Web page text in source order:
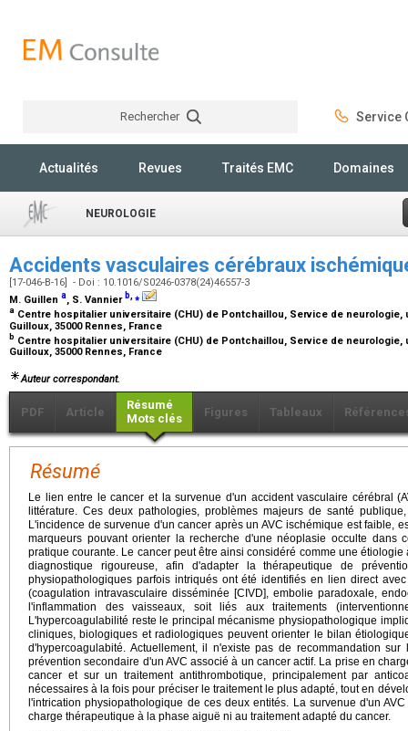
Rechercher Service
Actualités Revues Traités EMC Domaines
NEUROLOGIE
Accidents vasculaires cérébraux
[17-046-B-16] - Doi : 10.1016/S0246-0378(24)46557-3
M. Guillen a, S. Vannier b,⁎
a Centre hospitalier universitaire (CHU) de Pontchaillou, Service de neurologie,
Guilloux, 35000 Rennes, France
b Centre hospitalier universitaire (CHU) de Pontchaillou, Service de neurologie,
Guilloux, 35000 Rennes, France
Auteur correspondant.
PDF Article
Résumé
Mots clés
Figures Tableaux
Résumé
Le lien entre le cancer et la survenue d'un accident vasculaire cérébral
littérature. Ces deux pathologies, problèmes majeurs de santé
L'incidence de survenue d'un cancer après un AVC ischémique est faible,
marqueurs pouvant orienter la recherche d'une néoplasie occulte dans
pratique courante. Le cancer peut être ainsi considéré comme une
diagnostique rigoureuse, afin d'adapter la thérapeutique de
physiopathologiques parfois intriqués ont été identifiés en lien direct
(coagulation intravasculaire disséminée [CIVD], embolie paradoxale,
l'inflammation des vaisseaux, soit liés aux traitements
L'hypercoagulabilité reste le principal mécanisme physiopathologique
cliniques, biologiques et radiologiques peuvent orienter le bilan
d'hypercoagulabité. Actuellement, il n'existe pas de recommandation
prévention secondaire d'un AVC associé à un cancer actif. La prise en
cancer et sur un traitement antithrombotique, principalement par
nécessaires à la fois pour préciser le traitement le plus adapté, tout en
l'intrication physiopathologique de ces deux entités. La survenue d'un
charge thérapeutique à la phase aiguë ni au traitement adapté du cancer.